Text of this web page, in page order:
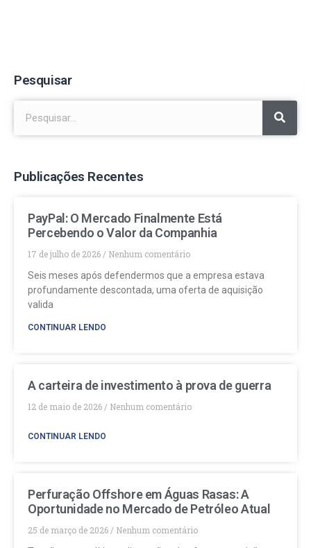
Pesquisar
Publicações Recentes
PayPal: O Mercado Finalmente Está
Percebendo o Valor da Companhia
17 de julho de 2026
Nenhum comentário
Seis meses após defendermos que a empresa estava
profundamente descontada, uma oferta de aquisição
valida
CONTINUAR LENDO
A carteira de investimento à prova de guerra
12 de maio de 2026 Nenhum comentário
CONTINUAR LENDO
Perfuração Offshore em Águas Rasas: A
Oportunidade no Mercado de Petróleo Atual
25 de março de 2026
Nenhum comentário